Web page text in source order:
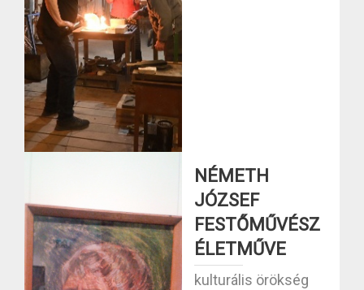
NÉMETH
JÓZSEF
FESTŐMŰVÉSZ
ÉLETMŰVE
kulturális örökség